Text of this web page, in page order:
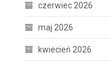
czerwiec 2026
maj 2026
kwiecień 2026